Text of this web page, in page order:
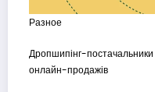
Разное
Дропшипінг-
онлайн-продажів